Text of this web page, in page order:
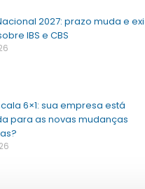
2027: prazo muda e
IBS e CBS
6×1: sua empresa está
para as novas mudanças